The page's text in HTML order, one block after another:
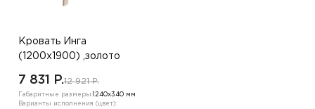
Кровать Инга
(1200х1900) ,золото
7 831 P.12 921 P.
Габаритные размеры: 1240х340 мм
Варианты исполнения (цвет):